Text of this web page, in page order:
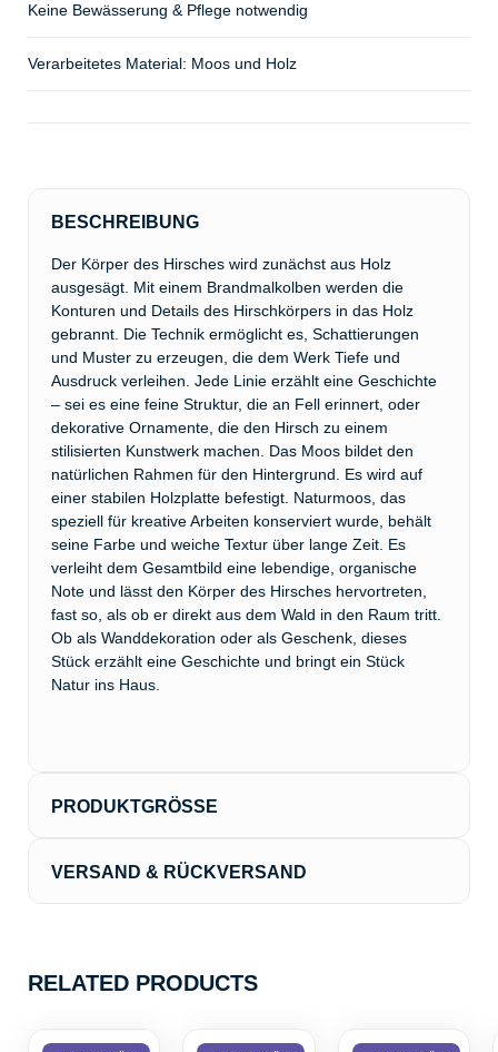
Keine Bewässerung & Pflege notwendig
Verarbeitetes Material: Moos und Holz
BESCHREIBUNG
Der Körper des Hirsches wird zunächst aus Holz
ausgesägt. Mit einem Brandmalkolben werden die
Konturen und Details des Hirschkörpers in das Holz
gebrannt. Die Technik ermöglicht es, Schattierungen
und Muster zu erzeugen, die dem Werk Tiefe und
Ausdruck verleihen. Jede Linie erzählt eine Geschichte
– sei es eine feine Struktur, die an Fell erinnert, oder
dekorative Ornamente, die den Hirsch zu einem
stilisierten Kunstwerk machen. Das Moos bildet den
natürlichen Rahmen für den Hintergrund. Es wird auf
einer stabilen Holzplatte befestigt. Naturmoos, das
speziell für kreative Arbeiten konserviert wurde, behält
seine Farbe und weiche Textur über lange Zeit. Es
verleiht dem Gesamtbild eine lebendige, organische
Note und lässt den Körper des Hirsches hervortreten,
fast so, als ob er direkt aus dem Wald in den Raum tritt.
Ob als Wanddekoration oder als Geschenk, dieses
Stück erzählt eine Geschichte und bringt ein Stück
Natur ins Haus.
PRODUKTGRÖSSE
Breite:34cm
VERSAND & RÜCKVERSAND
RELATED PRODUCTS